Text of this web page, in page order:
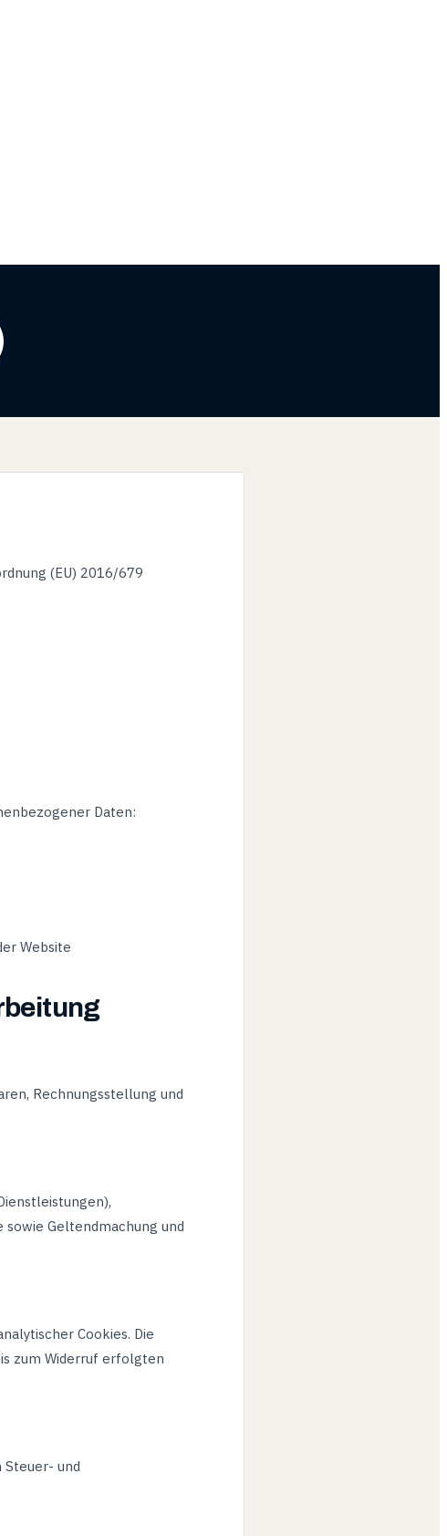
(EU) 2016/679
Daten:
Website
Rechnungsstellung und
Geltendmachung und
Cookies. Die
zum Widerruf erfolgten
und